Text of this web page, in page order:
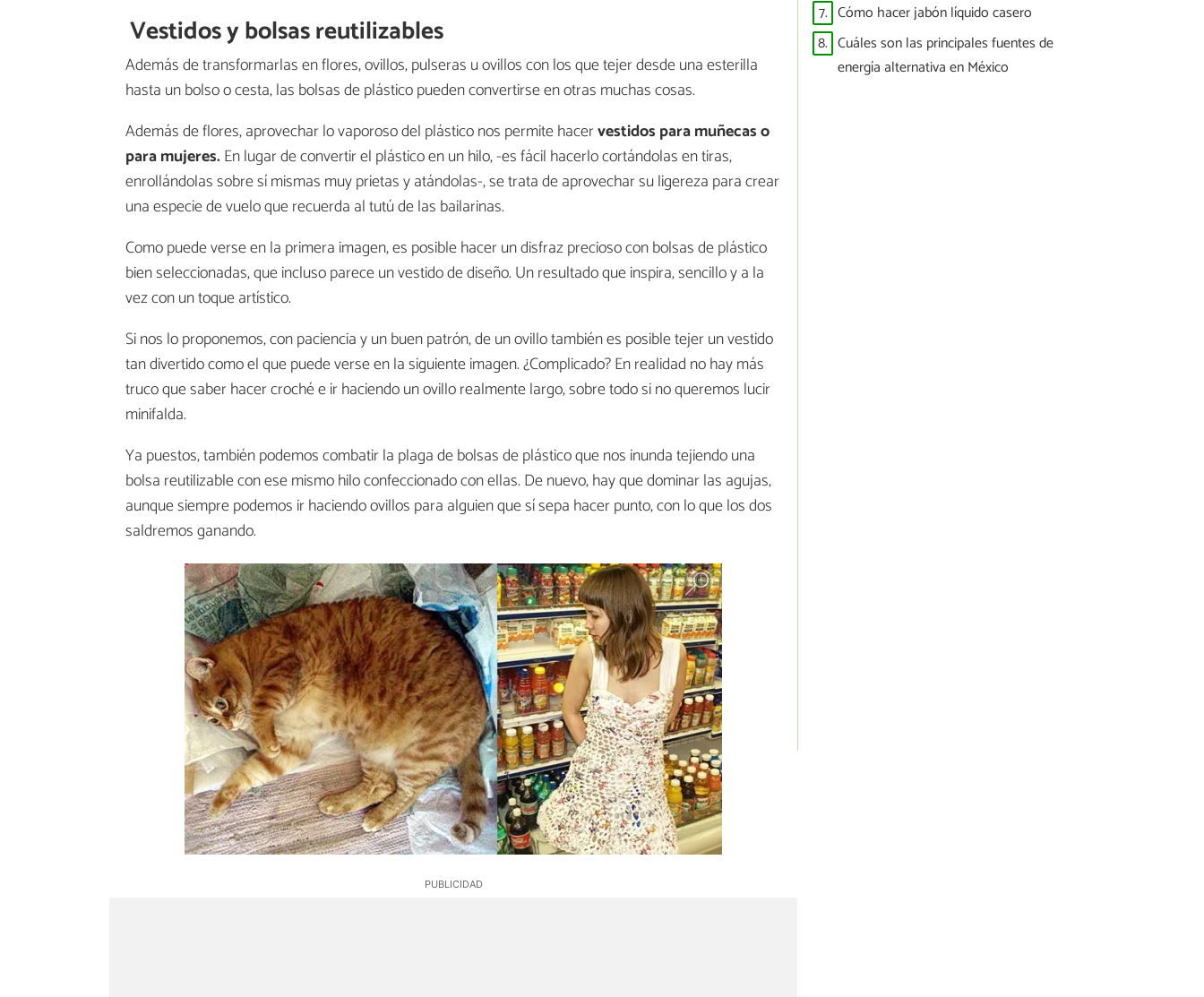
Vestidos y bolsas reutilizables
Además de transformarlas en flores, ovillos, pulseras u ovillos con los que tejer desde una esterilla
hasta un bolso o cesta, las bolsas de plástico pueden convertirse en otras muchas cosas.
Además de flores, aprovechar lo vaporoso del plástico nos permite hacervestidos para muñecas o
para mujeres.En lugar de convertir el plástico en un hilo, -es fácil hacerlo cortándolas en tiras,
enrollándolas sobre sí mismas muy prietas y atándolas-, se trata de aprovechar su ligereza para crear
una especie de vuelo que recuerda al tutú de las bailarinas.
Como puede verse en la primera imagen, es posible hacer un disfraz precioso con bolsas de plástico
bien seleccionadas, que incluso parece un vestido de diseño. Un resultado que inspira, sencillo y a la
vez con un toque artístico.
Si nos lo proponemos, con paciencia y un buen patrón, de un ovillo también es posible tejer un vestido
tan divertido como el que puede verse en la siguiente imagen. ¿Complicado? En realidad no hay más
truco que saber hacer croché e ir haciendo un ovillo realmente largo, sobre todo si no queremos lucir
minifalda.
Ya puestos, también podemos combatir la plaga de bolsas de plástico que nos inunda tejiendo una
bolsa reutilizable con ese mismo hilo confeccionado con ellas. De nuevo, hay que dominar las agujas,
aunque siempre podemos ir haciendo ovillos para alguien que sí sepa hacer punto, con lo que los dos
saldremos ganando.
7. Cómo hacer jabón líquido casero
8. Cuáles son las principales fuentes de
energía alternativa en México